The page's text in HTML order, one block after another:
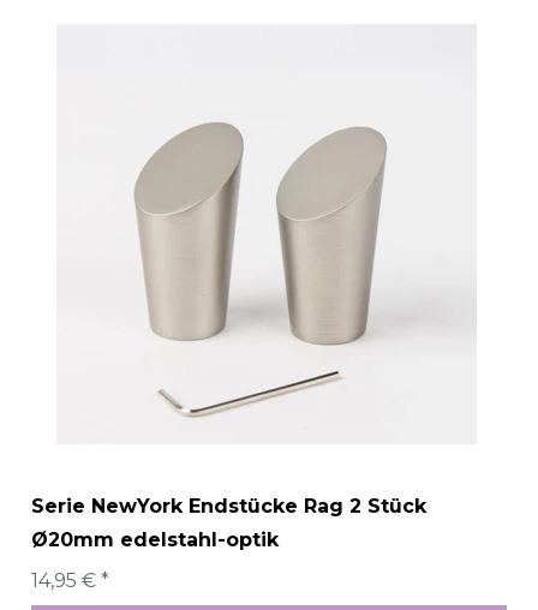
Serie NewYork Endstücke Rag 2 Stück
Ø20mm edelstahl-optik
14,95 € *